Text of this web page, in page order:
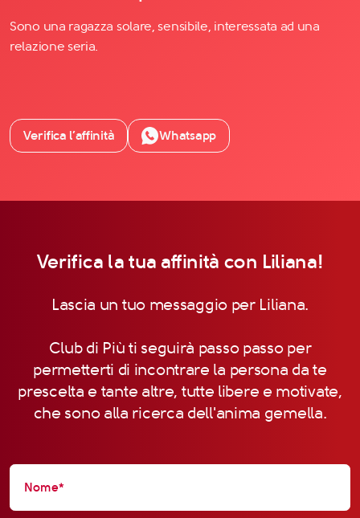
Sono una ragazza solare, sensibile, interessata ad una
relazione seria.
Verifica l’affinità Whatsapp
Verifica la tua affinità con Liliana!
Lascia un tuo messaggio per Liliana.
Club di Più ti seguirà passo passo per
permetterti di incontrare la persona da te
prescelta e tante altre, tutte libere e motivate,
che sono alla ricerca dell'anima gemella.